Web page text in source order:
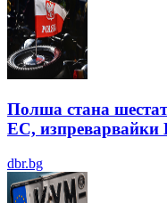
Полша стана
ЕС, изпреварвайки
dbr.bg